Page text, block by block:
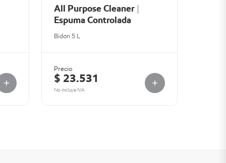
All Purpose Cleaner |
Espuma Controlada
Bidón 5 L
Precio
$ 23.531
No incluye IVA